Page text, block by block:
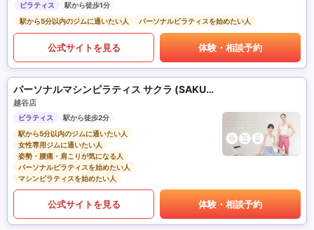
ピラティス
駅から徒歩1分
駅から5分以内のジムに通いたい人
パーソナルピラティスを始めたい人
公式サイトを見る 体験・相談予約
パーソナルマシンピラティス サクラ (SAKURA)
越谷店
ピラティス
駅から徒歩2分
駅から5分以内のジムに通いたい人
女性専用ジムに通いたい人
姿勢・腰痛・肩こりが気になる人
パーソナルピラティスを始めたい人
マシンピラティスを始めたい人
公式サイトを見る 体験・相談予約